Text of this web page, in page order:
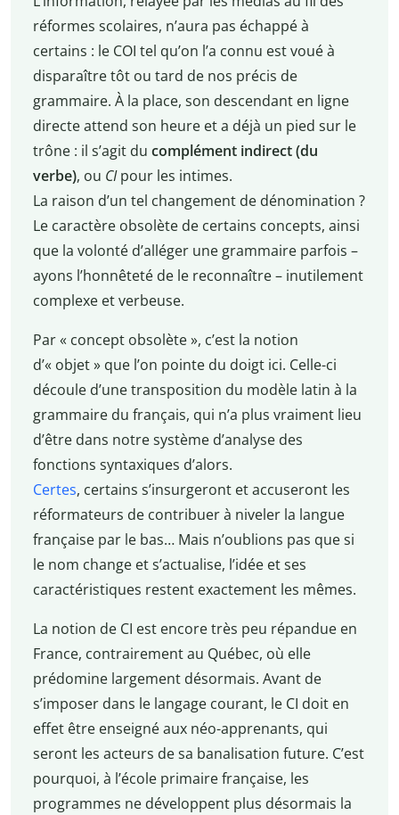
réformes scolaires, n’aura pas échappé à
certains : le COI tel qu’on l’a connu est voué à
disparaître tôt ou tard de nos précis de
grammaire. À la place, son descendant en ligne
directe attend son heure et a déjà un pied sur le
trône : il s’agit du complément indirect (du
verbe), ou CIpour les intimes.
La raison d’un tel changement de dénomination ?
Le caractère obsolète de certains concepts, ainsi
que la volonté d’alléger une grammaire parfois –
ayons l’honnêteté de le reconnaître – inutilement
complexe et verbeuse.
Par « concept obsolète », c’est la notion
d’« objet » que l’on pointe du doigt ici. Celle-ci
découle d’une transposition du modèle latin à la
grammaire du français, qui n’a plus vraiment lieu
d’être dans notre système d’analyse des
fonctions syntaxiques d’alors.
Certes, certains s’insurgeront et accuseront les
réformateurs de contribuer à niveler la langue
française par le bas… Mais n’oublions pas que si
le nom change et s’actualise, l’idée et ses
caractéristiques restent exactement les mêmes.
La notion de CI est encore très peu répandue en
France, contrairement au Québec, où elle
prédomine largement désormais. Avant de
s’imposer dans le langage courant, le CI doit en
effet être enseigné aux néo-apprenants, qui
seront les acteurs de sa banalisation future. C’est
pourquoi, à l’école primaire française, les
programmes ne développent plus désormais la